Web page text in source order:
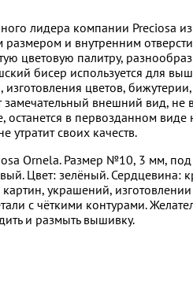
лидера компании Preciosa
и внутренним
цветовую палитру,
бисер используется для
цветов,
внешний вид, не
в первозданном
утратит своих качеств.
Ornela. Размер №10, 3 мм,
Цвет: зелёный. Сердцевина:
украшений,
с чёткими контурами.
и размыть вышивку.